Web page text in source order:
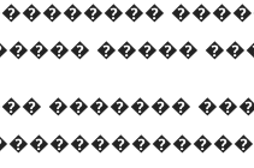
�����
�������